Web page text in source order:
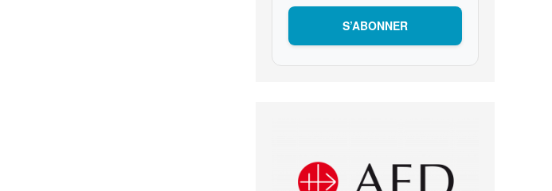
S’ABONNER